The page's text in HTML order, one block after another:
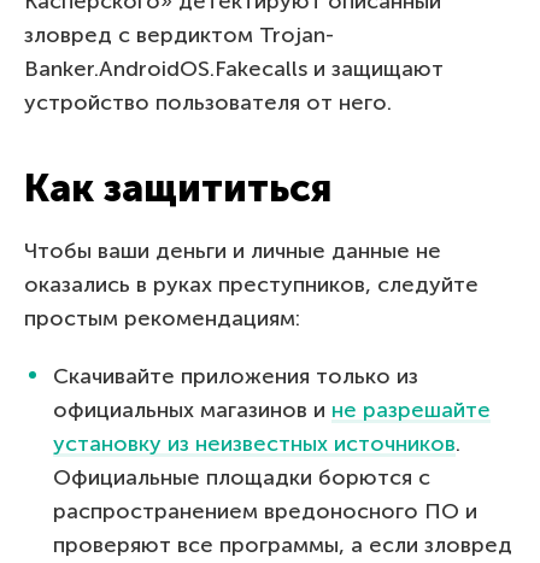
зловред с вердиктом Trojan-
Banker.AndroidOS.Fakecalls и защищают
устройство пользователя от него.
Как защититься
Чтобы ваши деньги и личные данные не
оказались в руках преступников, следуйте
простым рекомендациям:
Скачивайте приложения только из
официальных магазинов и не разрешайте
установку из неизвестных источников.
Официальные площадки борются с
распространением вредоносного ПО и
проверяют все программы, а если зловред